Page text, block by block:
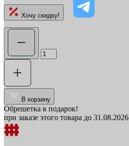
Хочу скидку!
В корзину
Обрешетка в подарок!
при заказе этого товара до 31.08.2026